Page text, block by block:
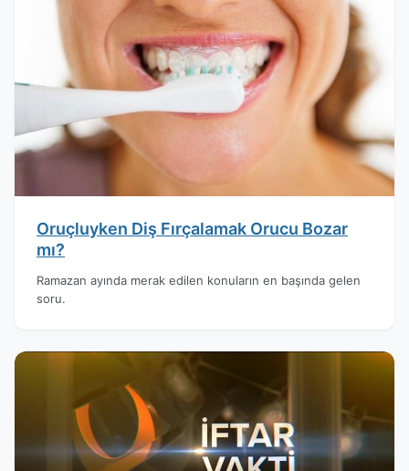
Oruçluyken Diş Fırçalamak Orucu Bozar
mı?
Ramazan ayında merak edilen konuların en başında gelen
soru.